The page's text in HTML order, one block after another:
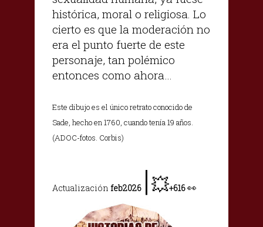
histórica, moral o religiosa. Lo
cierto es que la moderación no
era el punto fuerte de este
personaje, tan polémico
entonces como ahora…
Este dibujo es el único retrato conocido de
Sade, hecho en 1760, cuando tenía 19 años.
(ADOC-fotos. Corbis)
Actualización feb2026 |💥+616👀